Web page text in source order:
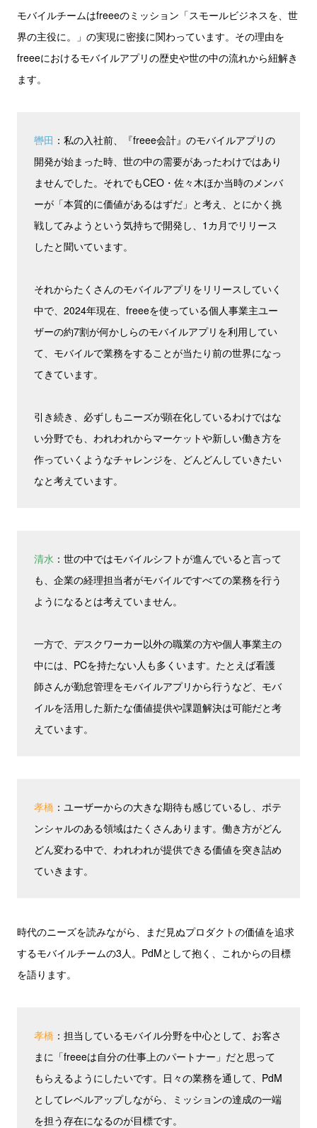
モバイルチームはfreeeのミッション「スモールビジネスを、世
界の主役に。」の実現に密接に関わっています。その理由を
freeeにおけるモバイルアプリの歴史や世の中の流れから紐解き
ます。
轡田 ：私の入社前、『freee会計』のモバイルアプリの
開発が始まった時、世の中の需要があったわけではあり
ませんでした。それでもCEO・佐々木ほか当時のメンバ
ーが「本質的に価値があるはずだ」と考え、とにかく挑
戦してみようという気持ちで開発し、1カ月でリリース
したと聞いています。
それからたくさんのモバイルアプリをリリースしていく
中で、2024年現在、freeeを使っている個人事業主ユー
ザーの約7割が何かしらのモバイルアプリを利用してい
て、モバイルで業務をすることが当たり前の世界になっ
てきています。
引き続き、必ずしもニーズが顕在化しているわけではな
い分野でも、われわれからマーケットや新しい働き方を
作っていくようなチャレンジを、どんどんしていきたい
なと考えています。
清水 ：世の中ではモバイルシフトが進んでいると言って
も、企業の経理担当者がモバイルですべての業務を行う
ようになるとは考えていません。
一方で、デスクワーカー以外の職業の方や個人事業主の
中には、PCを持たない人も多くいます。たとえば看護
師さんが勤怠管理をモバイルアプリから行うなど、モバ
イルを活用した新たな価値提供や課題解決は可能だと考
えています。
孝橋 ：ユーザーからの大きな期待も感じているし、ポテ
ンシャルのある領域はたくさんあります。働き方がどん
どん変わる中で、われわれが提供できる価値を突き詰め
ていきます。
時代のニーズを読みながら、まだ見ぬプロダクトの価値を追求
するモバイルチームの3人。PdMとして抱く、これからの目標
を語ります。
孝橋 ：担当しているモバイル分野を中心として、お客さ
まに「freeeは自分の仕事上のパートナー」だと思って
もらえるようにしたいです。日々の業務を通して、PdM
としてレベルアップしながら、ミッションの達成の一端
を担う存在になるのが目標です。